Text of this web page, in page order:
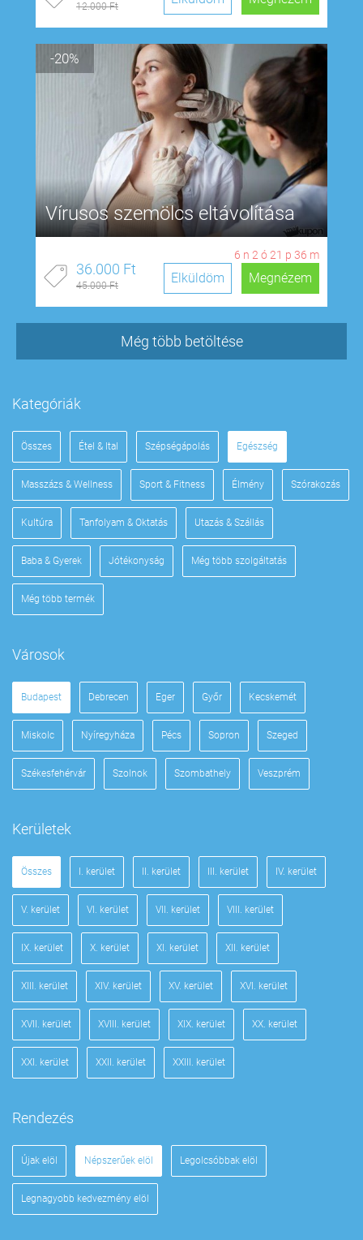
12.000 Ft
-20%
Vírusos szemölcs eltávolítása
6 n 2 ó 21 p 35 m
36.000 Ft
45.000 Ft Megnézem
Elküldöm
Még több betöltése
Kategóriák
Összes Étel & Ital Szépségápolás Egészség
Masszázs & Wellness Sport & Fitness Élmény Szórakozás
Kultúra Tanfolyam & Oktatás Utazás & Szállás
Baba & Gyerek Jótékonyság Még több szolgáltatás
Még több termék
Városok
Budapest Debrecen Eger Győr Kecskemét
Miskolc Nyíregyháza Pécs Sopron Szeged
Székesfehérvár Szolnok Szombathely Veszprém
Kerületek
Összes I. kerület II. kerület III. kerület IV. kerület
V. kerület VI. kerület VII. kerület VIII. kerület
IX. kerület X. kerület XI. kerület XII. kerület
XIII. kerület XIV. kerület XV. kerület XVI. kerület
XVII. kerület XVIII. kerület XIX. kerület XX. kerület
XXI. kerület XXII. kerület XXIII. kerület
Rendezés
Újak elöl Népszerűek elöl Legolcsóbbak elöl
Legnagyobb kedvezmény elöl